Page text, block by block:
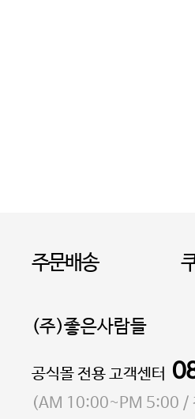
주문배송
(주)좋은사람들
대표 이성현,박영환| 개인
소재지 서울특별시 마포
공식몰 전용 고객센터
(AM 10:00~PM 5:00 /